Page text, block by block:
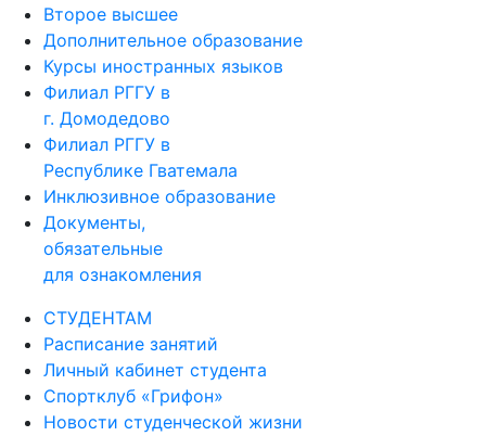
Второе высшее
Дополнительное образование
Курсы иностранных языков
Филиал РГГУ в
г. Домодедово
Филиал РГГУ в
Республике Гватемала
Инклюзивное образование
Документы,
обязательные
для ознакомления
СТУДЕНТАМ
Расписание занятий
Личный кабинет студента
Спортклуб «Грифон»
Новости студенческой жизни